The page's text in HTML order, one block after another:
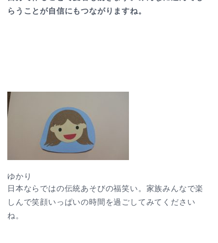
らうことが自信にもつながりますね。
ゆかり
日本ならではの伝統あそびの福笑い。家族みんなで楽
しんで笑顔いっぱいの時間を過ごしてみてください
ね。